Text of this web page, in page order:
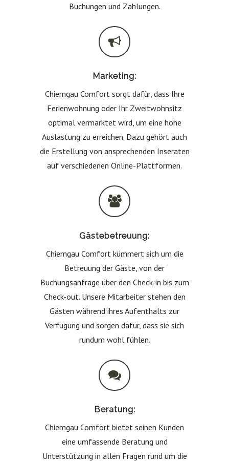
Buchungen und Zahlungen.
Marketing:
Chiemgau Comfort sorgt dafür, dass Ihre
Ferienwohnung oder Ihr Zweitwohnsitz
optimal vermarktet wird, um eine hohe
Auslastung zu erreichen. Dazu gehört auch
die Erstellung von ansprechenden Inseraten
auf verschiedenen Online-Plattformen.
Gästebetreuung:
Chiemgau Comfort kümmert sich um die
Betreuung der Gäste, von der
Buchungsanfrage über den Check-in bis zum
Check-out. Unsere Mitarbeiter stehen den
Gästen während ihres Aufenthalts zur
Verfügung und sorgen dafür, dass sie sich
rundum wohl fühlen.
Beratung:
Chiemgau Comfort bietet seinen Kunden
eine umfassende Beratung und
Unterstützung in allen Fragen rund um die